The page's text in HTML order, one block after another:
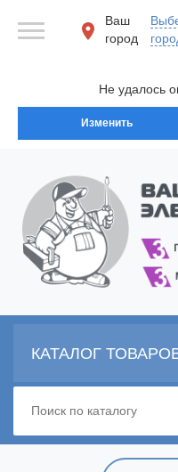
Не удалось
Изменить
Ваш
город
КАТАЛОГ